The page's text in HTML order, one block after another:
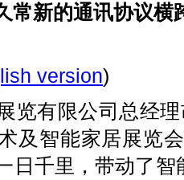
常新的通讯协议
version)
览有限公司总经
及智能家居展览
日千里，带动了